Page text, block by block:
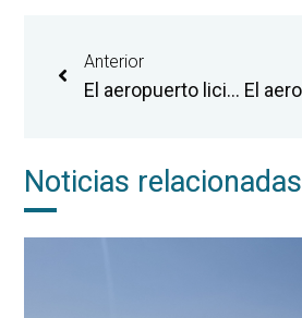
Anterior
El aeropuerto licita la campaña de captación de una nueva ruta nacional para los próximos tres años
Noticias relacionadas